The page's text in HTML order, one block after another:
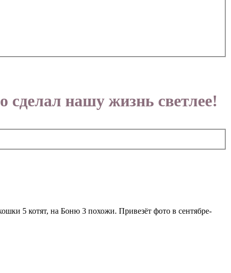
нашу жизнь светлее!
5 котят, на Боню 3 похожи. Привезёт фото в сентябре-